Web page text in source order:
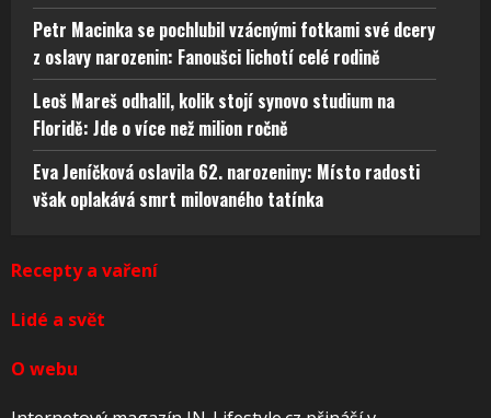
Petr Macinka se pochlubil vzácnými fotkami své dcery
z oslavy narozenin: Fanoušci lichotí celé rodině
Leoš Mareš odhalil, kolik stojí synovo studium na
Floridě: Jde o více než milion ročně
Eva Jeníčková oslavila 62. narozeniny: Místo radosti
však oplakává smrt milovaného tatínka
Recepty a vaření
Lidé a svět
O webu